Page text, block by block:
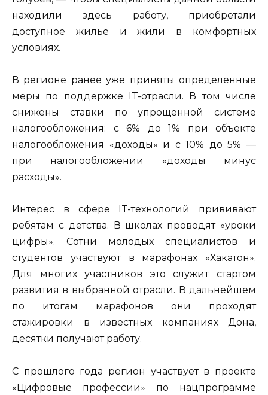
находили здесь работу, приобретали
доступное жилье и жили в комфортных
условиях.
В регионе ранее уже приняты определенные
меры по поддержке IT-отрасли. В том числе
снижены ставки по упрощенной системе
налогообложения: с 6% до 1% при объекте
налогообложения «доходы» и с 10% до 5% —
при налогообложении «доходы минус
расходы».
Интерес в сфере IT-технологий прививают
ребятам с детства. В школах проводят «уроки
цифры». Сотни молодых специалистов и
студентов участвуют в марафонах «Хакатон».
Для многих участников это служит стартом
развития в выбранной отрасли. В дальнейшем
по итогам марафонов они проходят
стажировки в известных компаниях Дона,
десятки получают работу.
С прошлого года регион участвует в проекте
«Цифровые профессии» по нацпрограмме